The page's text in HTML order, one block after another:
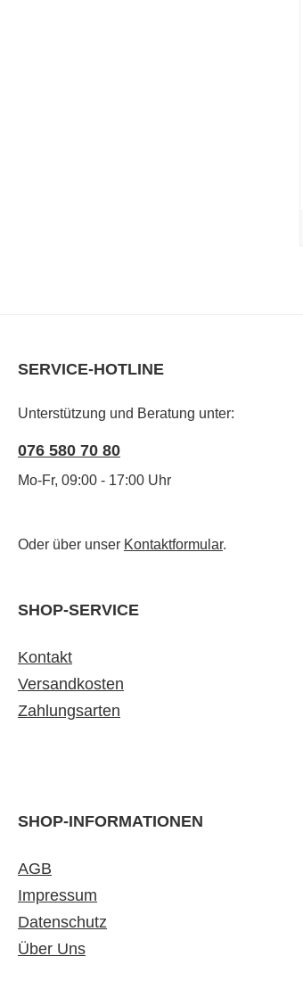
SERVICE-HOTLINE
Unterstützung und Beratung unter:
076 580 70 80
Mo-Fr, 09:00 - 17:00 Uhr
Oder über unser Kontaktformular.
SHOP-SERVICE
Kontakt
Versandkosten
Zahlungsarten
SHOP-INFORMATIONEN
AGB
Impressum
Datenschutz
Über Uns